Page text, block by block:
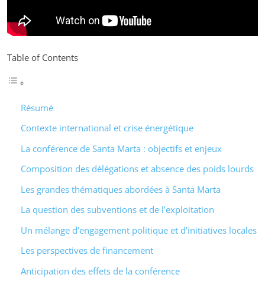
Table of Contents
Résumé
Contexte international et crise énergétique
La conférence de Santa Marta : objectifs et enjeux
Composition des délégations et absence des poids lourds
Les grandes thématiques abordées à Santa Marta
La question des subventions et de l’exploitation
Un mélange d’engagement politique et d’initiatives locales
Les perspectives de financement
Anticipation des effets de la conférence